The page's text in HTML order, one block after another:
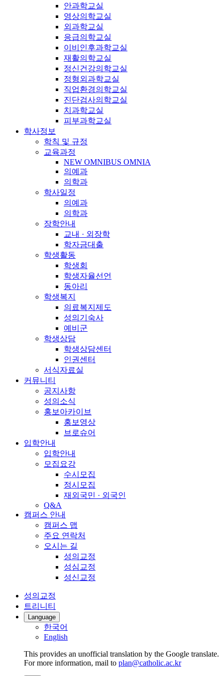
안과학교실
영상의학교실
외과학교실
응급의학교실
이비인후과학교실
재활의학교실
정신건강의학교실
정형외과학교실
직업환경의학교실
진단검사의학교실
치과학교실
피부과학교실
학사정보
학칙 및 규정
교육과정
NEW OMNIBUS OMNIA
의예과
의학과
학사일정
의예과
의학과
장학안내
교내 · 외장학
학자금대출
학생활동
학생회
학생자율선언
동아리
학생복지
의료복지제도
성의기숙사
예비군
학생상담
학생상담센터
인권센터
서식자료실
커뮤니티
공지사항
성의소식
홍보아카이브
홍보영상
브로슈어
입학안내
입학안내
모집요강
수시모집
정시모집
재외국민 · 외국인
Q&A
캠퍼스 안내
캠퍼스 맵
주요 연락처
오시는 길
성의교정
성심교정
성신교정
성의교정
트리니티
Language
한국어
English
This provides an unofficial translation by the Google translate.
For more information, mail to plan@catholic.ac.kr